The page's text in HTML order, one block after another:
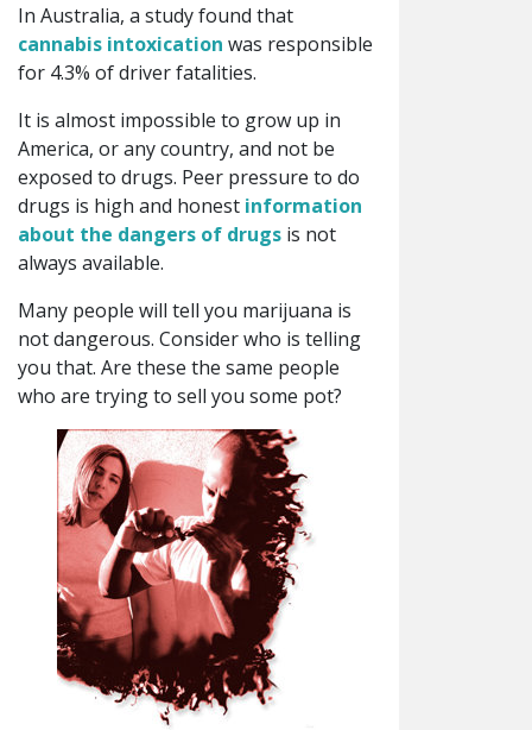
In Australia, a study found that
cannabis intoxication was responsible
for 4.3% of driver fatalities.
It is almost impossible to grow up in
America, or any country, and not be
exposed to drugs. Peer pressure to do
drugs is high and honest information
about the dangers of drugs is not
always available.
Many people will tell you marijuana is
not dangerous. Consider who is telling
you that. Are these the same people
who are trying to sell you some pot?